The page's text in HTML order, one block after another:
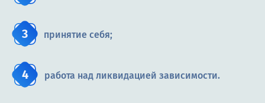
принятие себя;
работа над ликвидацией зависимости.